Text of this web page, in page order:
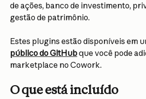
de ações, banco de investimento,
gestão de patrimônio.
Estes plugins estão disponíveis em
público do GitHub que você pode
marketplace no Cowork.
O que está incluído